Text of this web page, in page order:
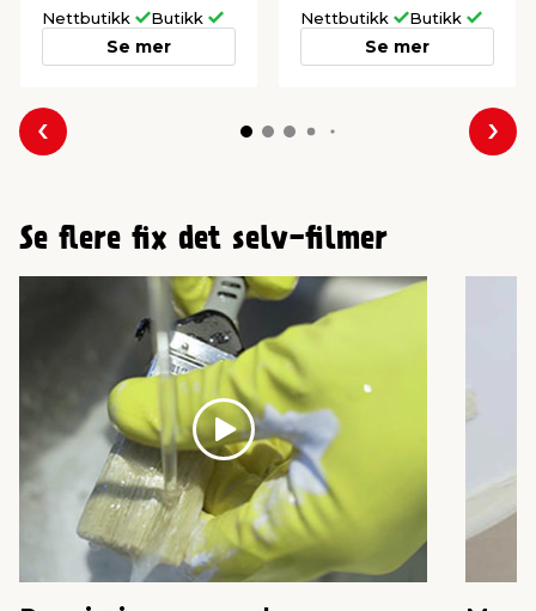
Nettbutikk Butikk
Se mer
Nettbutikk Butikk
Se mer
Forrige
Se flere fix det selv-filmer
Play